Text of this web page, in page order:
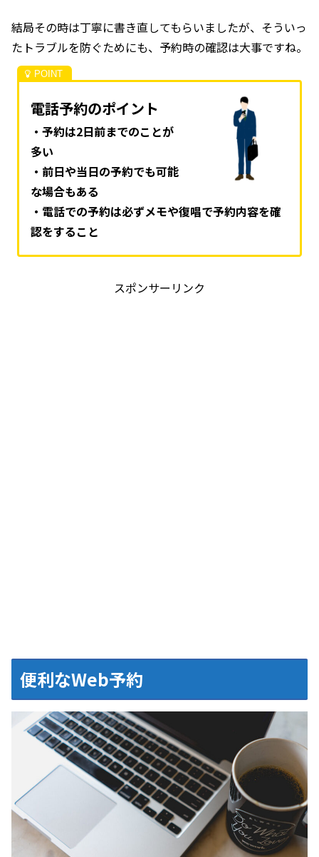
結局その時は丁寧に書き直してもらいましたが、そういっ
たトラブルを防ぐためにも、予約時の確認は大事ですね。
電話予約のポイント
・予約は2日前までのことが
多い
・前日や当日の予約でも可能
な場合もある
・電話での予約は必ずメモや復唱で予約内容を確
認をすること
スポンサーリンク
便利なWeb予約